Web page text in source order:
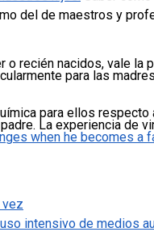
del de maestros y
o recién nacidos, vale
para las
para ellos
La experiencia de
when he becomes a
intensivo de medios